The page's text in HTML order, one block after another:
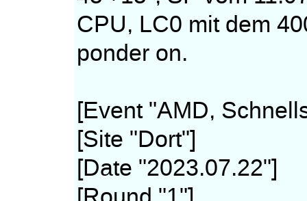
CPU, LC0 mit dem
ponder on.
[Event "AMD,
[Site "Dort"]
[Date "2023.07.22"]